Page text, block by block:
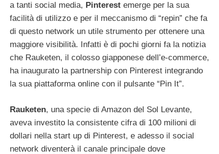
a tanti social media, Pinterest emerge per la sua
facilità di utilizzo e per il meccanismo di “repin” che fa
di questo network un utile strumento per ottenere una
maggiore visibilità. Infatti è di pochi giorni fa la notizia
che Rauketen, il colosso giapponese dell’e-commerce,
ha inaugurato la partnership con Pinterest integrando
la sua piattaforma online con il pulsante “Pin It”.
Rauketen, una specie di Amazon del Sol Levante,
aveva investito la consistente cifra di 100 milioni di
dollari nella start up di Pinterest, e adesso il social
network diventerà il canale principale dove